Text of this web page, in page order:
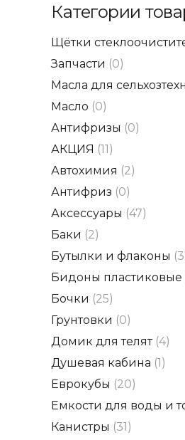
Категории
Щётки
Запчасти (0)
Масла для
Масло (0)
Антифризы (0)
АКЦИЯ (11)
Автохимия (2)
Антифриз (0)
Аксессуары (47)
Баки (2)
Бутылки и флаконы
Бидоны пластиковые
Бочки (25)
Грунтовки (0)
Домик для телят (4)
Душевая кабина (1)
Еврокубы (20)
Емкости для воды и
Канистры (31)